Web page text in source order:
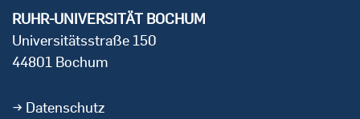
RUHR-UNIVERSITÄT BOCHUM
Universitätsstraße 150
44801 Bochum
Datenschutz